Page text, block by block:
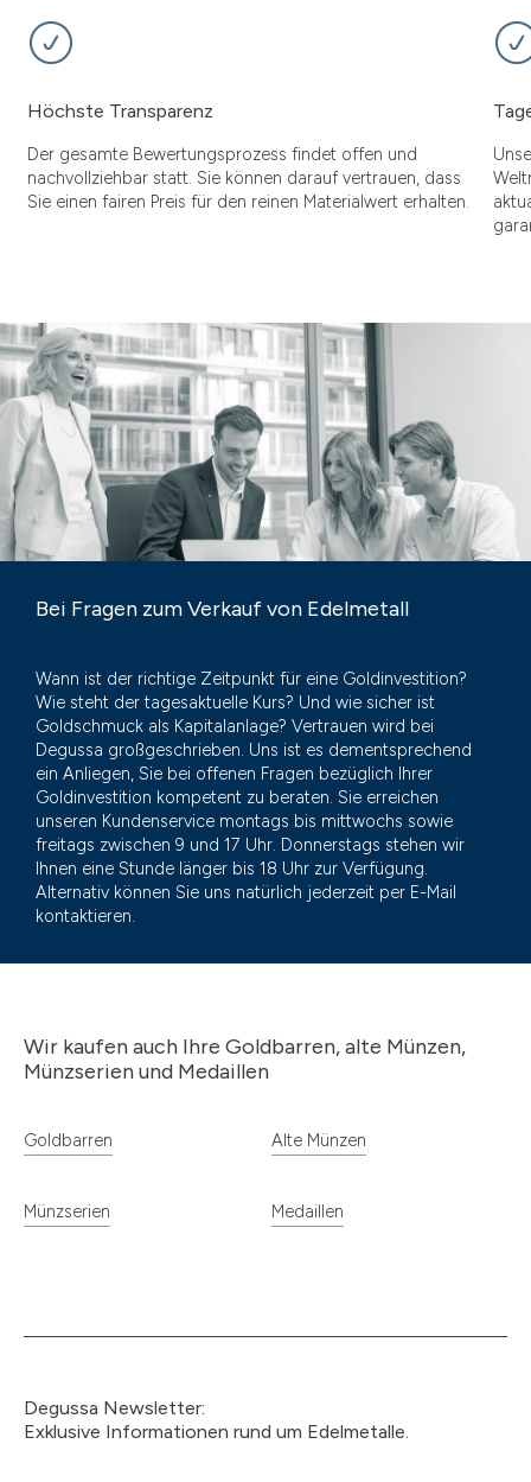
Höchste Transparenz
Der gesamte Bewertungsprozess findet offen und
nachvollziehbar statt. Sie können darauf vertrauen, dass
Sie einen fairen Preis für den reinen Materialwert erhalten.
Bei Fragen zum Verkauf von Edelmetall
Wann ist der richtige Zeitpunkt für eine Goldinvestition?
Wie steht der tagesaktuelle Kurs? Und wie sicher ist
Goldschmuck als Kapitalanlage? Vertrauen wird bei
Degussa großgeschrieben. Uns ist es dementsprechend
ein Anliegen, Sie bei offenen Fragen bezüglich Ihrer
Goldinvestition kompetent zu beraten. Sie erreichen
unseren Kundenservice montags bis mittwochs sowie
freitags zwischen 9 und 17 Uhr. Donnerstags stehen wir
Ihnen eine Stunde länger bis 18 Uhr zur Verfügung.
Alternativ können Sie uns natürlich jederzeit per E-Mail
kontaktieren.
Wir kaufen auch Ihre Goldbarren, alte Münzen,
Münzserien und Medaillen
Goldbarren Alte Münzen
Münzserien Medaillen
Degussa Newsletter:
Exklusive Informationen rund um Edelmetalle.